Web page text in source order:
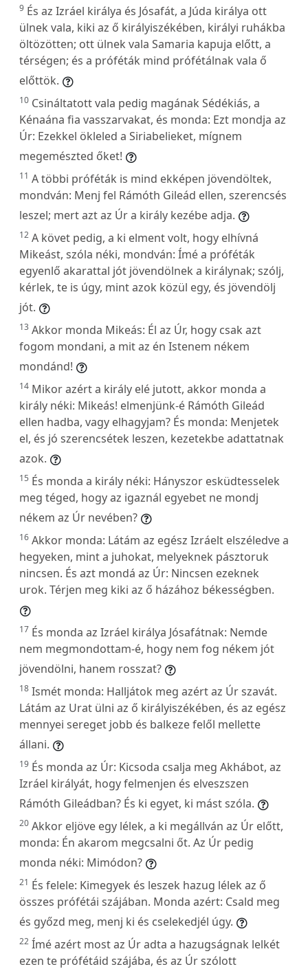
9 És az Izráel királya és Jósafát, a Júda királya ott
ülnek vala, kiki az ő királyiszékében, királyi ruhákba
öltözötten; ott ülnek vala Samaria kapuja előtt, a
térségen; és a próféták mind prófétálnak vala ő
előttök.
10 Csináltatott vala pedig magának Sédékiás, a
Kénaána fia vasszarvakat, és monda: Ezt mondja az
Úr: Ezekkel ökleled a Siriabelieket, mígnem
megemészted őket!
11 A többi próféták is mind ekképen jövendöltek,
mondván: Menj fel Rámóth Gileád ellen, szerencsés
leszel; mert azt az Úr a király kezébe adja.
12 A követ pedig, a ki elment volt, hogy elhívná
Mikeást, szóla néki, mondván: Ímé a próféták
egyenlő akarattal jót jövendölnek a királynak; szólj,
kérlek, te is úgy, mint azok közül egy, és jövendölj
jót.
13 Akkor monda Mikeás: Él az Úr, hogy csak azt
fogom mondani, a mit az én Istenem nékem
mondánd!
14 Mikor azért a király elé jutott, akkor monda a
király néki: Mikeás! elmenjünk-é Rámóth Gileád
ellen hadba, vagy elhagyjam? És monda: Menjetek
el, és jó szerencsétek leszen, kezetekbe adattatnak
azok.
15 És monda a király néki: Hányszor esküdtesselek
meg téged, hogy az igaznál egyebet ne mondj
nékem az Úr nevében?
16 Akkor monda: Látám az egész Izráelt elszéledve a
hegyeken, mint a juhokat, melyeknek pásztoruk
nincsen. És azt mondá az Úr: Nincsen ezeknek
urok. Térjen meg kiki az ő házához békességben.
17 És monda az Izráel királya Jósafátnak: Nemde
nem megmondottam-é, hogy nem fog nékem jót
jövendölni, hanem rosszat?
18 Ismét monda: Halljátok meg azért az Úr szavát.
Látám az Urat ülni az ő királyiszékében, és az egész
mennyei sereget jobb és balkeze felől mellette
állani.
19 És monda az Úr: Kicsoda csalja meg Akhábot, az
Izráel királyát, hogy felmenjen és elveszszen
Rámóth Gileádban? És ki egyet, ki mást szóla.
20 Akkor eljöve egy lélek, a ki megállván az Úr előtt,
monda: Én akarom megcsalni őt. Az Úr pedig
monda néki: Mimódon?
21 És felele: Kimegyek és leszek hazug lélek az ő
összes prófétái szájában. Monda azért: Csald meg
és győzd meg, menj ki és cselekedjél úgy.
22 Ímé azért most az Úr adta a hazugságnak lelkét
ezen te prófétáid szájába, és az Úr szólott